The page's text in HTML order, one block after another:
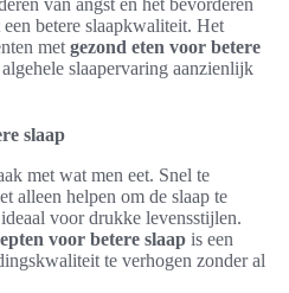
betere slaapkwaliteit. Het
met gezond eten voor betere
slaapervaring aanzienlijk
slaap
met wat men eet. Snel te
alleen helpen om de slaap te
voor drukke levensstijlen.
voor betere slaap is een
te verhogen zonder al